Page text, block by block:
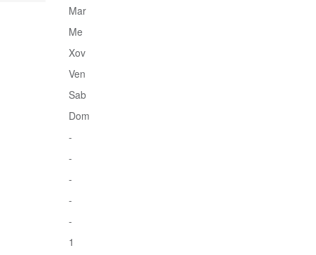
Mar
Me
Xov
Ven
Sab
Dom
-
-
-
-
-
1